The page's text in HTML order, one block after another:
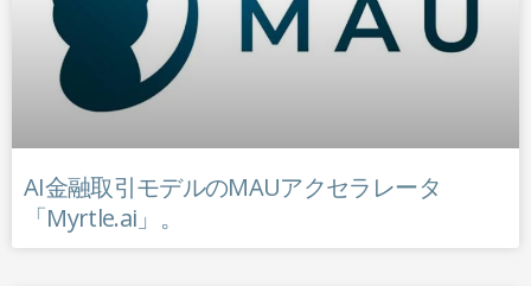
AI金融取引モデルのMAUアクセラレータ
「Myrtle.ai」。